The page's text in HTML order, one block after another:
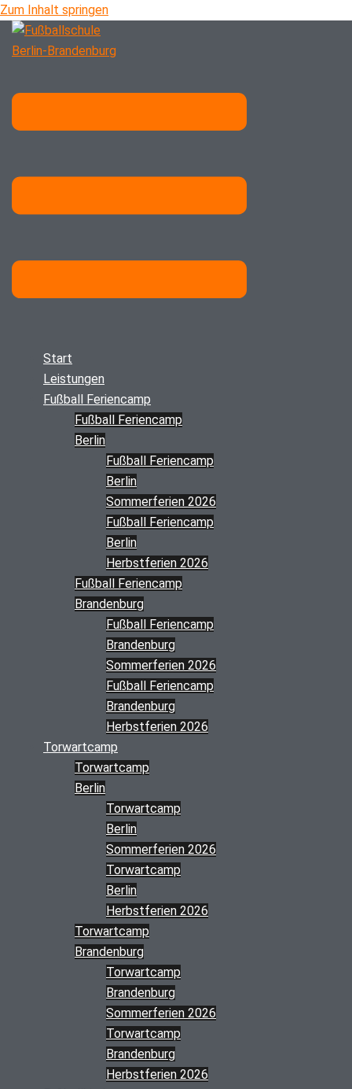
Zum Inhalt springen
Start
Leistungen
Fußball Feriencamp
Fußball Feriencamp
Berlin
Fußball Feriencamp
Berlin
Sommerferien 2026
Fußball Feriencamp
Berlin
Herbstferien 2026
Fußball Feriencamp
Brandenburg
Fußball Feriencamp
Brandenburg
Sommerferien 2026
Fußball Feriencamp
Brandenburg
Herbstferien 2026
Torwartcamp
Torwartcamp
Berlin
Torwartcamp
Berlin
Sommerferien 2026
Torwartcamp
Berlin
Herbstferien 2026
Torwartcamp
Brandenburg
Torwartcamp
Brandenburg
Sommerferien 2026
Torwartcamp
Brandenburg
Herbstferien 2026